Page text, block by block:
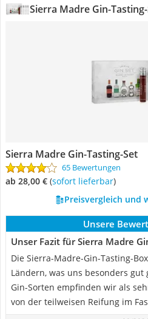
Sierra Madre Gin-
Sierra Madre Gin-Tasting-Set
65 Bewertungen
ab 28,00 € ( Sofort lieferbar)
Preisvergleich und
Unsere
Unser Fazit für Sierra Madre
Die Sierra-Madre-Gin-Tasting-
Ländern, was uns besonders
Gin-Sorten empfinden wir als
von der teilweisen Reifung im